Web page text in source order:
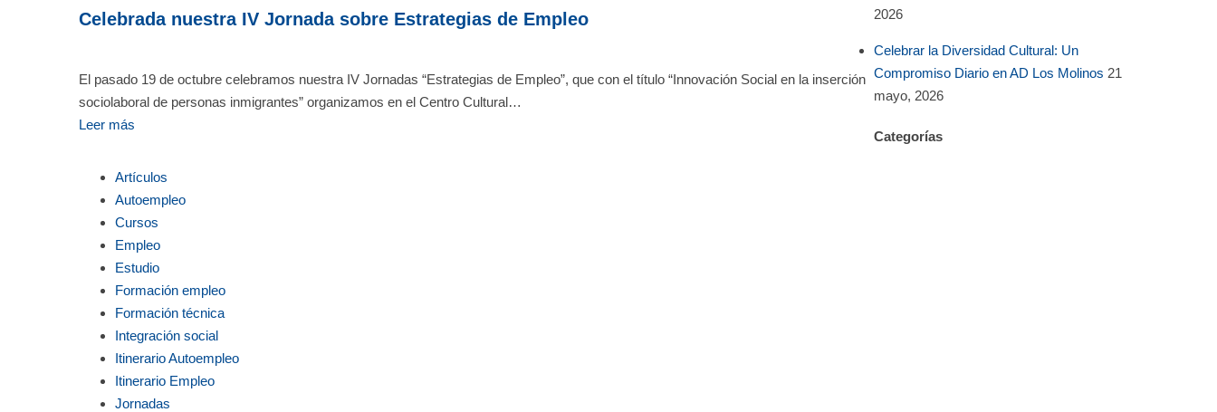
Celebrada nuestra IV Jornada sobre Estrategias de Empleo
El pasado 19 de octubre celebramos nuestra IV Jornadas “Estrategias de Empleo”, que con el título “Innovación Social en la inserción
sociolaboral de personas inmigrantes” organizamos en el Centro Cultural…
Leer más
2026
Celebrar la Diversidad Cultural: Un
Compromiso Diario en AD Los Molinos 21
mayo, 2026
Categorías
Artículos
Autoempleo
Cursos
Empleo
Estudio
Formación empleo
Formación técnica
Integración social
Itinerario Autoempleo
Itinerario Empleo
Jornadas